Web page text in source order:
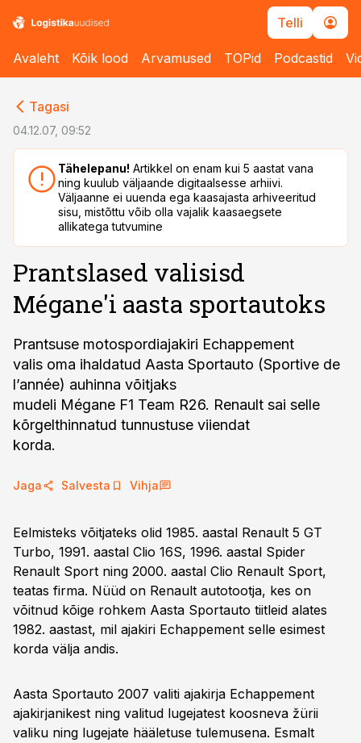
Telli
Avaleht Kõik lood Arvamused TOPid Podcastid
Tagasi
04.12.07, 09:52
Tähelepanu! Artikkel on enam kui 5 aastat vana
ning kuulub väljaande digitaalsesse arhiivi.
Väljaanne ei uuenda ega kaasajasta arhiveeritud
sisu, mistõttu võib olla vajalik kaasaegsete
allikatega tutvumine
Prantslased valisisd
Mégane'i aasta sportautoks
Prantsuse motospordiajakiri Echappement
valis oma ihaldatud Aasta Sportauto (Sportive de
l’année) auhinna võitjaks
mudeli Mégane F1 Team R26. Renault sai selle
kõrgelthinnatud tunnustuse viiendat
korda.
Jaga Salvesta Vihja
Eelmisteks võitjateks olid 1985. aastal Renault 5 GT
Turbo, 1991. aastal Clio 16S, 1996. aastal Spider
Renault Sport ning 2000. aastal Clio Renault Sport,
teatas firma. Nüüd on Renault autotootja, kes on
võitnud kõige rohkem Aasta Sportauto tiitleid alates
1982. aastast, mil ajakiri Echappement selle esimest
korda välja andis.
Aasta Sportauto 2007 valiti ajakirja Echappement
ajakirjanikest ning valitud lugejatest koosneva žürii
valiku ning lugejate hääletuse tulemusena. Esmalt